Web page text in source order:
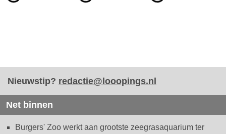
Nieuwstip? redactie@looopings.nl
Net binnen
Burgers' Zoo werkt aan grootste zeegrasaquarium ter